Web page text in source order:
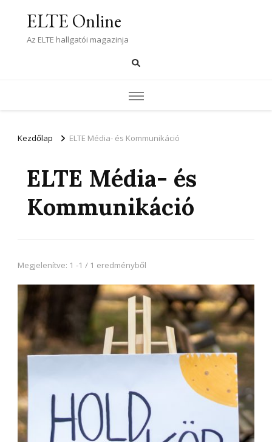
ELTE Online
Az ELTE hallgatói magazinja
Kezdőlap ELTE Média- és Kommunikáció
ELTE Média- és
Kommunikáció
Megjelenítve: 1 -1 / 1 eredményből